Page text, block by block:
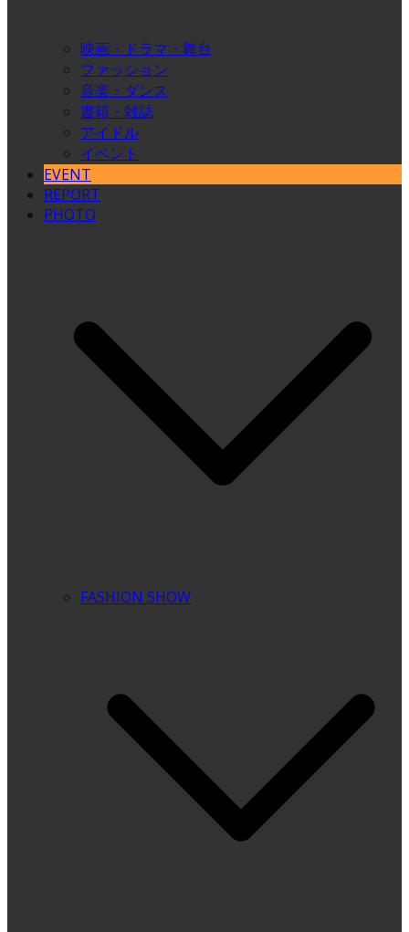
映画・ドラマ・舞台
ファッション
音楽・ダンス
書籍・雑誌
アイドル
イベント
EVENT
REPORT
PHOTO
FASHION SHOW